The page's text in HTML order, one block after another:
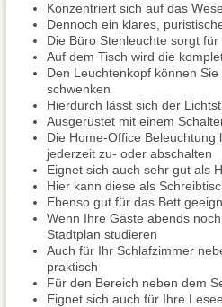
Konzentriert sich auf das
Dennoch ein klares,
Die Büro Stehleuchte sorgt
Auf dem Tisch wird die
Den Leuchtenkopf können
schwenken
Hierdurch lässt sich der
Ausgerüstet mit einem
Die Home-Office Beleuchtung
jederzeit zu- oder abschalten
Eignet sich auch sehr gut als
Hier kann diese als
Ebenso gut für das Bett
Wenn Ihre Gäste abends
Stadtplan studieren
Auch für Ihr Schlafzimmer
praktisch
Für den Bereich neben dem
Eignet sich auch für Ihre